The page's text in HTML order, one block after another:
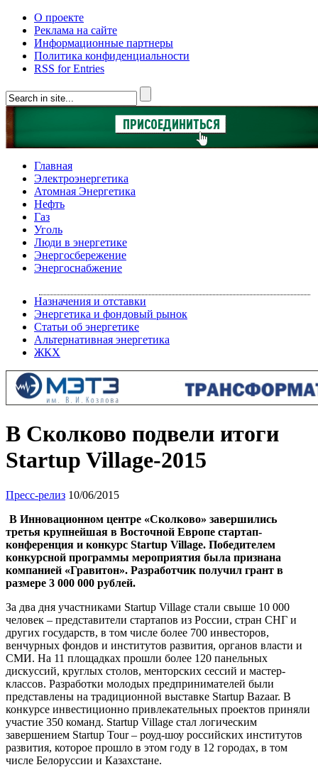
О проекте
Реклама на сайте
Информационные партнеры
Политика конфиденциальности
RSS for Entries
Главная
Электроэнергетика
Атомная Энергетика
Нефть
Газ
Уголь
Люди в энергетике
Энергосбережение
Энергоснабжение
Назначения и отставки
Энергетика и фондовый рынок
Статьи об энергетике
Альтернативная энергетика
ЖКХ
В Сколково подвели итоги
Startup Village-2015
Пресс-релиз 10/06/2015
В Инновационном центре «Сколково» завершились
третья крупнейшая в Восточной Европе стартап-
конференция и конкурс Startup Village. Победителем
конкурсной программы мероприятия была признана
компанией «Гравитон». Разработчик получил грант в
размере 3 000 000 рублей.
За два дня участниками Startup Village стали свыше 10 000
человек – представители стартапов из России, стран СНГ и
других государств, в том числе более 700 инвесторов,
венчурных фондов и институтов развития, органов власти и
СМИ. На 11 площадках прошли более 120 панельных
дискуссий, круглых столов, менторских сессий и мастер-
классов. Разработки молодых предпринимателей были
представлены на традиционной выставке Startup Bazaar. В
конкурсе инвестиционно привлекательных проектов приняли
участие 350 команд. Startup Village стал логическим
завершением Startup Tour – роуд-шоу российских институтов
развития, которое прошло в этом году в 12 городах, в том
числе Белоруссии и Казахстане.